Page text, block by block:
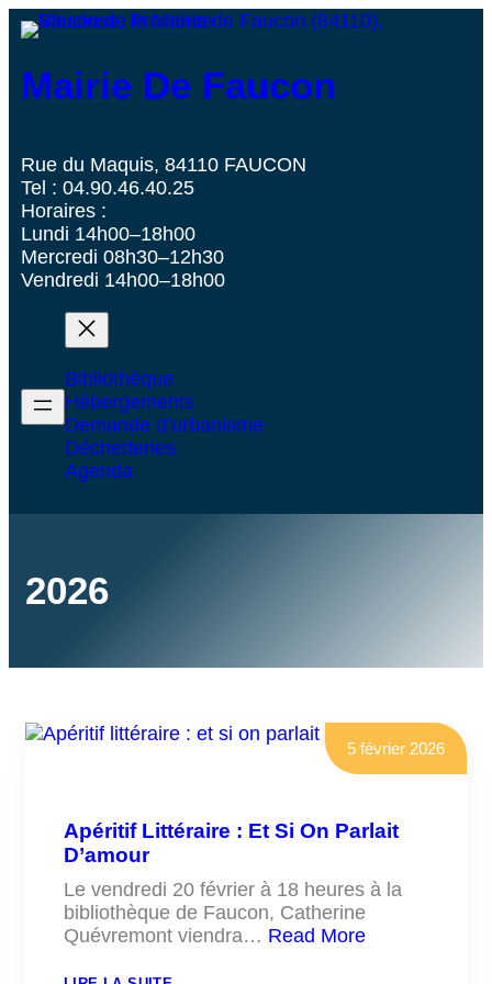
Mairie De Faucon
Rue du Maquis, 84110 FAUCON
Tel : 04.90.46.40.25
Horaires :
Lundi 14h00–18h00
Mercredi 08h30–12h30
Vendredi 14h00–18h00
Bibliothèque
Hébergements
Demande d’urbanisme
Déchetteries
Agenda
2026
5 février 2026
Apéritif Littéraire : Et Si On Parlait
D’amour
Le vendredi 20 février à 18 heures à la
bibliothèque de Faucon, Catherine
Quévremont viendra… Read More